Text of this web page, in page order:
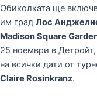
Обиколката ще
им град Лос
Madison Square
25 ноември в
на всички дати от
Claire Rosinkranz.